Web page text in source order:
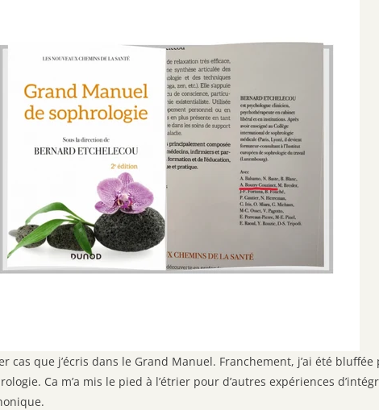
cas que j’écris dans le Grand Manuel. Franchement, j’ai été
Ca m’a mis le pied à l’étrier pour d’autres expériences